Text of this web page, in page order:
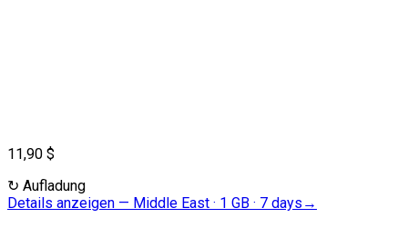
11,90 $
↻ Aufladung
Details anzeigen — Middle East · 1 GB · 7 days →